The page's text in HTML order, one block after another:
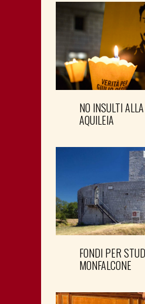
NO INSULTI
AQUILEIA
FONDI PER
MONFALCONE